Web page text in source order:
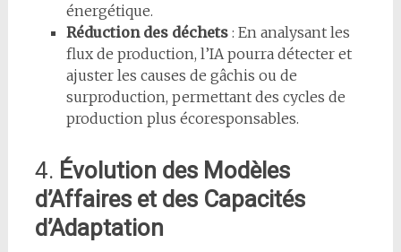
énergétique.
Réduction des déchets: En analysant les
flux de production, l’IA pourra détecter et
ajuster les causes de gâchis ou de
surproduction, permettant des cycles de
production plus écoresponsables.
4. Évolution des Modèles
d’Affaires et des Capacités
d’Adaptation